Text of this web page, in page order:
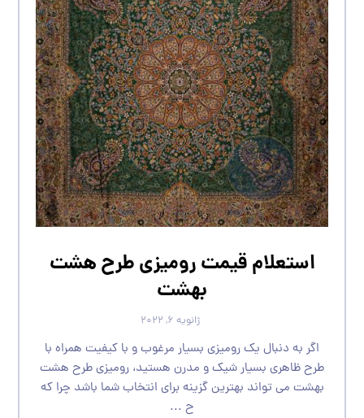
استعلام قیمت رومیزی طرح هشت
بهشت
ژانویه ۶, ۲۰۲۲
اگر به دنبال یک رومیزی بسیار مرغوب و با کیفیت همراه با
طرح ظاهری بسیار شیک و مدرن هستید، رومیزی طرح هشت
بهشت می تواند بهترین گزینه برای انتخاب شما باشد چرا که
ح ...